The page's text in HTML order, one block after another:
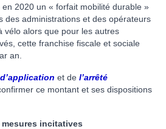
2020 un « forfait mobilité durable »
des administrations et des opérateurs
vélo alors que pour les autres
cette franchise fiscale et sociale
an.
et de l’arrêté
ce montant et ses dispositions
incitatives